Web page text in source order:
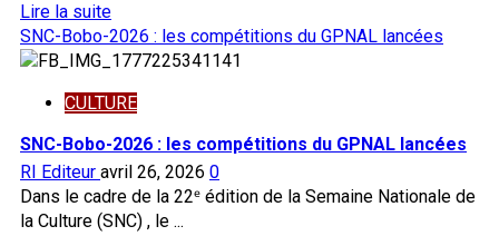
parcelles
de
la
ZAD
Lire la suiteEn
savoir
plus
Visite
aux
blessés
de
Kati
:
SNC-Bobo-2026 : les compétitions du GPNAL lancées
CULTURE
SNC-Bobo-2026 : les compétitions du GPNAL lancées
RI Editeur avril 26, 2026 0
Dans le cadre de la 22ᵉ édition de la Semaine Nationale de
la Culture (SNC) , le ...